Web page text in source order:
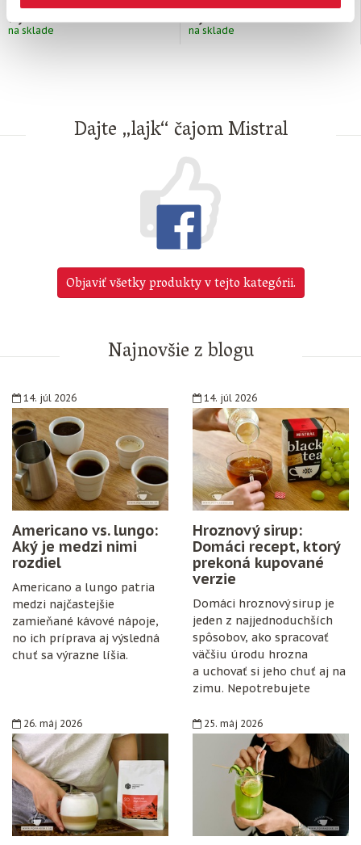
1, €
na sklade
1, €
na sklade
Dajte „lajk“ čajom Mistral
Objaviť všetky produkty v tejto kategórii.
Najnovšie z blogu
14. júl 2026
Americano vs. lungo:
Aký je medzi nimi
rozdiel
Americano a lungo patria
medzi najčastejšie
zamieňané kávové nápoje,
no ich príprava aj výsledná
chuť sa výrazne líšia.
14. júl 2026
Hroznový sirup:
Domáci recept, ktorý
prekoná kupované
verzie
Domáci hroznový sirup je
jeden z najjednoduchších
spôsobov, ako spracovať
väčšiu úrodu hrozna
a uchovať si jeho chuť aj na
zimu. Nepotrebujete
konzervanty ani zložitý
postup. Stačí zrelé hrozno,
cukor, citrón, čisté fľaše
a trochu trpezlivosti.
26. máj 2026 25. máj 2026